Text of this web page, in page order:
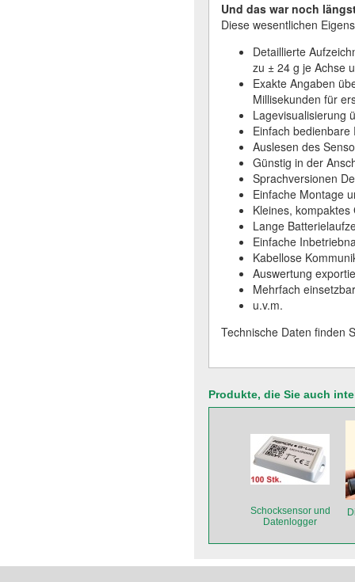
Und das war noch
Diese wesentlichen
Detaillierte
zu ± 24 g je Achse
Exakte Angaben
Millisekunden für
Lagevisualisierung
Einfach
Auslesen des
Günstig in der
Sprachversionen
Einfache Montage
Kleines,
Lange
Einfache
Kabellose
Auswertung
Mehrfach
u.v.m.
Technische Daten finden
Produkte, die Sie auch
Schocksensor und
Datenlogger
100 Stk.